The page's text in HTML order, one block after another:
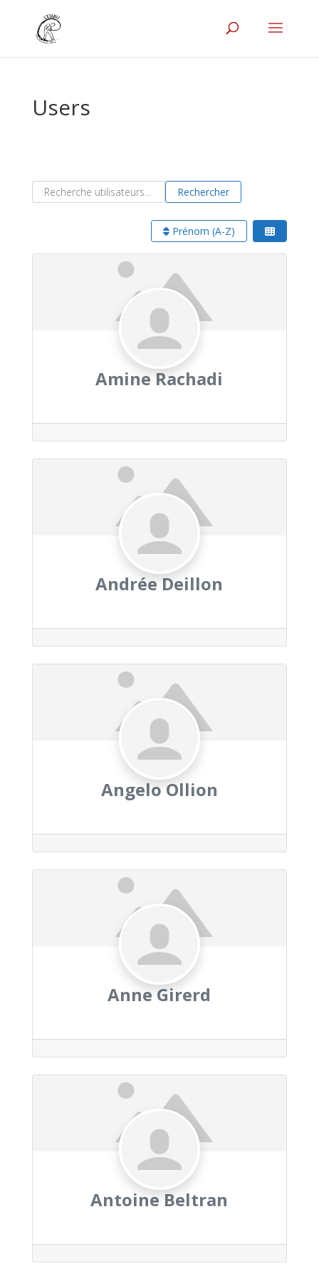
Users
Recherche utilisateurs...
Recherche utilisateurs... Rechercher
Prénom (A-Z)
Amine Rachadi
Andrée Deillon
Angelo Ollion
Anne Girerd
Antoine Beltran